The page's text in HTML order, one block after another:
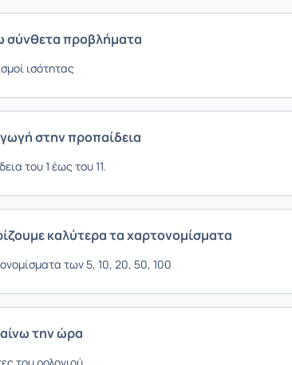
σύνθετα προβλήματα
ισότητας
στην προπαίδεια
του 1 έως του 11.
καλύτερα τα χαρτονομίσματα
των 5, 10, 20, 50, 100
την ώρα